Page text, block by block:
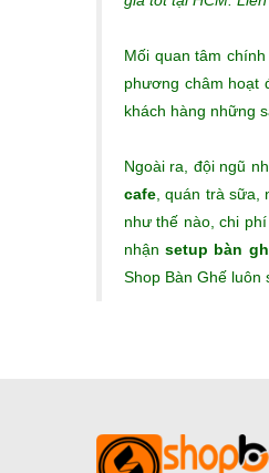
Mối quan tâm
phương châm hoạt
khách hàng những
Ngoài ra, đội ngũ
cafe , quán trà
như thế nào, chi
nhậnsetup bàn
Shop Bàn Ghế luôn